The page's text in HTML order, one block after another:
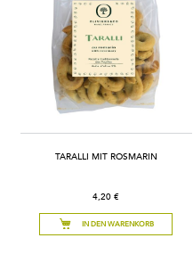
TARALLI MIT ROSMARIN
4,20 €
IN DEN WARENKORB